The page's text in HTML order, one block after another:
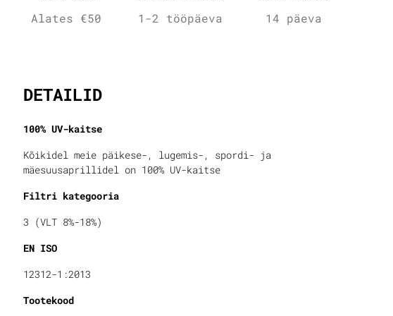
Alates €50 1-2 tööpäeva 14 päeva
DETAILID
100% UV-kaitse
Kõikidel meie päikese-, lugemis-, spordi- ja
mäesuusaprillidel on 100% UV-kaitse
Filtri kategooria
3 (VLT 8%-18%)
EN ISO
12312-1:2013
Tootekood